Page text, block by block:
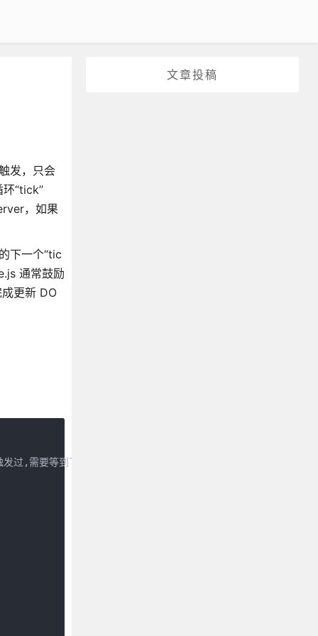
文章投稿
发，只会
“tick”
，如果
下一个“tic
通常鼓励
更新 DO
,需要等到下次事件循环)